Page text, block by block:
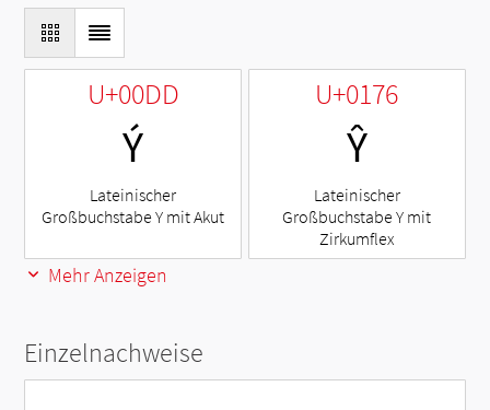
U+00DD
Ý
Lateinischer
Großbuchstabe Y mit Akut
U+0176
Ŷ
Lateinischer
Großbuchstabe Y mit
Zirkumflex
Mehr Anzeigen
Einzelnachweise